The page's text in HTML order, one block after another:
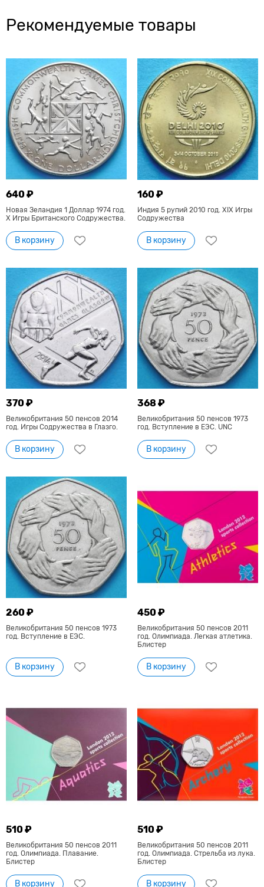
Рекомендуемые товары
640 ₽
Новая Зеландия 1 Доллар 1974 год.
X Игры Британского Содружества.
В корзину
160 ₽
Индия 5 рупий 2010 год. XIX Игры
Содружества
В корзину
370 ₽
Великобритания 50 пенсов 2014
год. Игры Содружества в Глазго.
В корзину
368 ₽
Великобритания 50 пенсов 1973
год. Вступление в ЕЭС. UNC
В корзину
260 ₽
Великобритания 50 пенсов 1973
год. Вступление в ЕЭС.
В корзину
450 ₽
Великобритания 50 пенсов 2011
год. Олимпиада. Легкая атлетика.
Блистер
В корзину
510 ₽
Великобритания 50 пенсов 2011
год. Олимпиада. Плавание.
Блистер
В корзину
510 ₽
Великобритания 50 пенсов 2011
год. Олимпиада. Стрельба из лука.
Блистер
В корзину